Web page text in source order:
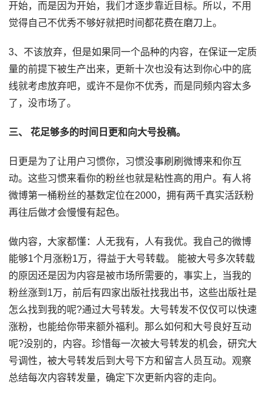
开始，而是因为开始，我们才逐步靠近目标。所以，不用
觉得自己不优秀不够好就把时间都花费在磨刀上。
3、不该放弃，但是如果同一个品种的内容，在保证一定质
量的前提下被生产出来，更新十次也没有达到你心中的底
线就考虑放弃吧，或许不是你不优秀，而是同频内容太多
了，没市场了。
三、 花足够多的时间日更和向大号投稿。
日更是为了让用户习惯你，习惯没事刷刷微博来和你互
动。这些习惯来看你的粉丝也就是粘性高的用户。有人将
微博第一桶粉丝的基数定位在2000，拥有两千真实活跃粉
再往后做才会慢慢有起色。
做内容，大家都懂：人无我有，人有我优。我自己的微博
能够1个月涨粉1万，得益于大号转载。 能被大号多次转载
的原因还是因为内容是被市场所需要的，事实上，当我的
粉丝涨到1万，前后有四家出版社找我出书，这些出版社是
怎么找到我的呢?通过大号转发。大号转发不仅仅可以快速
涨粉，也能给你带来额外福利。那么如何和大号良好互动
呢?没别的，内容。珍惜每一次被大号转发的机会，研究大
号调性，被大号转发后到大号下方和留言人员互动。观察
总结每次内容转发量，确定下次更新内容的走向。